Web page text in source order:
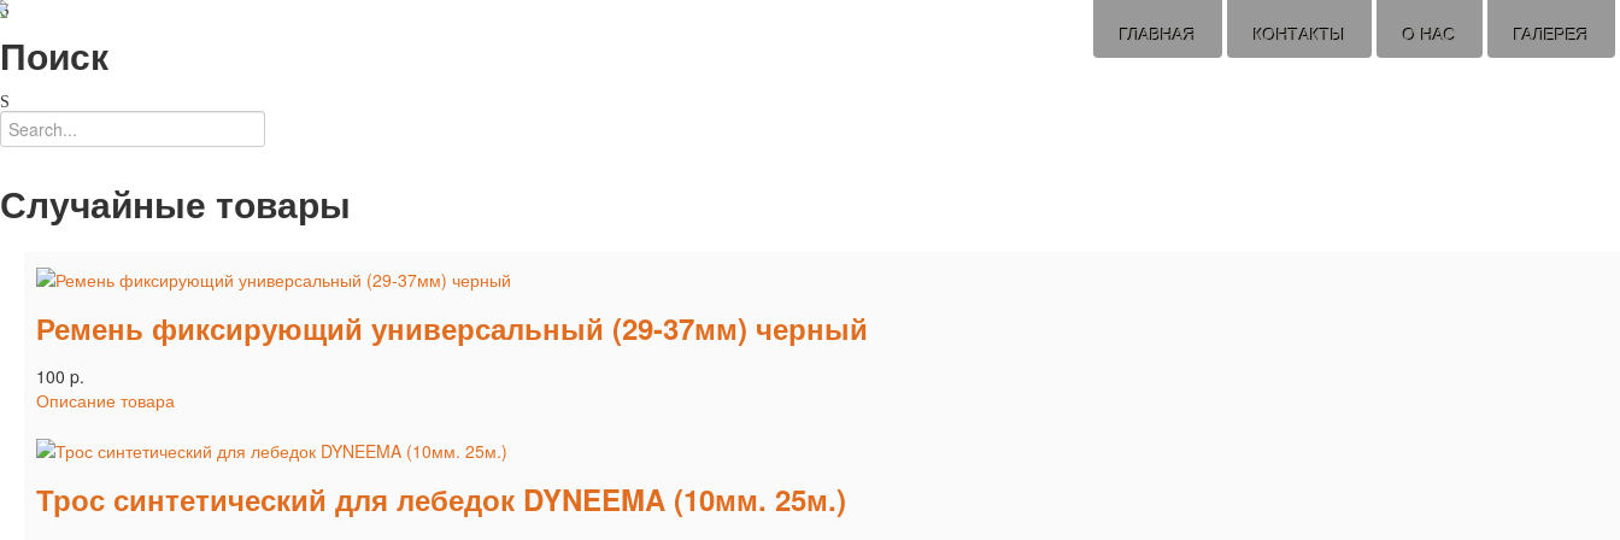
ГЛАВНАЯ КОНТАКТЫ О НАС ГАЛЕРЕЯ
Поиск
Случайные товары
Ремень фиксирующий универсальный (29-37мм) черный
100 p.
Описание товара
Трос синтетический для лебедок DYNEEMA (10мм. 25м.)